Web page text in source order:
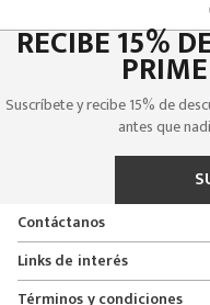
RECIBE 15%
Suscríbete y recibe 15% de
antes que
Contáctanos
Encuentra tu tienda
Formulario de solicitudes
Links de interés
Quienes somos
Términos y condiciones